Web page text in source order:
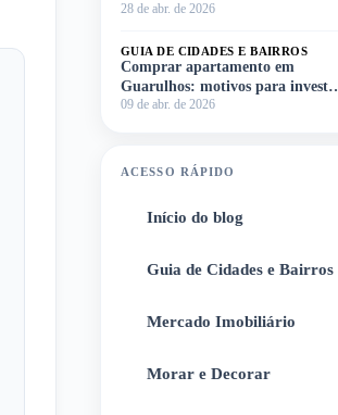
com lazer no rooftop
28 de abr. de 2026
GUIA DE CIDADES E BAIRROS
Comprar apartamento em
Guarulhos: motivos para investir
na região
09 de abr. de 2026
ACESSO RÁPIDO
Início do blog
Guia de Cidades e Bairros
Mercado Imobiliário
Morar e Decorar